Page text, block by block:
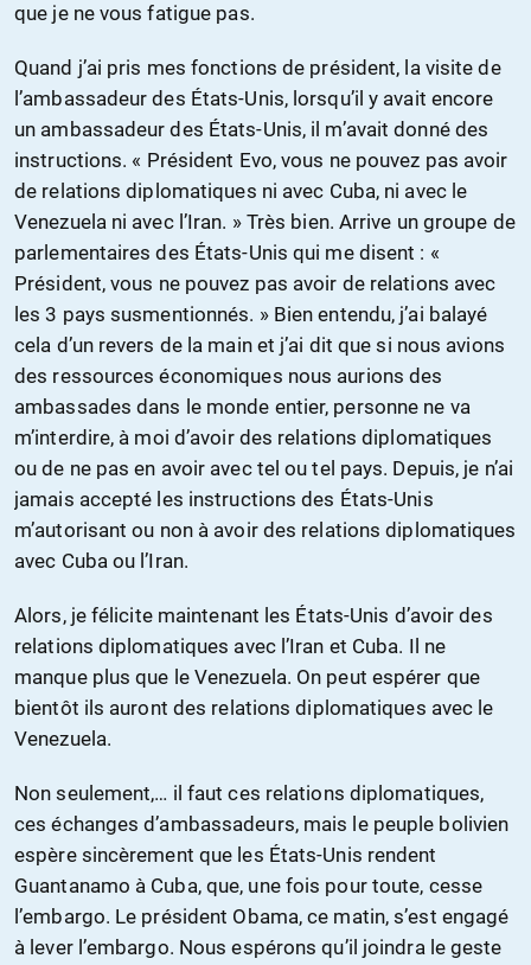
que je ne vous fatigue pas.
Quand j’ai pris mes fonctions de président, la visite de
l’ambassadeur des États-Unis, lorsqu’il y avait encore
un ambassadeur des États-Unis, il m’avait donné des
instructions. « Président Evo, vous ne pouvez pas avoir
de relations diplomatiques ni avec Cuba, ni avec le
Venezuela ni avec l’Iran. » Très bien. Arrive un groupe de
parlementaires des États-Unis qui me disent : «
Président, vous ne pouvez pas avoir de relations avec
les 3 pays susmentionnés. » Bien entendu, j’ai balayé
cela d’un revers de la main et j’ai dit que si nous avions
des ressources économiques nous aurions des
ambassades dans le monde entier, personne ne va
m’interdire, à moi d’avoir des relations diplomatiques
ou de ne pas en avoir avec tel ou tel pays. Depuis, je n’ai
jamais accepté les instructions des États-Unis
m’autorisant ou non à avoir des relations diplomatiques
avec Cuba ou l’Iran.
Alors, je félicite maintenant les États-Unis d’avoir des
relations diplomatiques avec l’Iran et Cuba. Il ne
manque plus que le Venezuela. On peut espérer que
bientôt ils auront des relations diplomatiques avec le
Venezuela.
Non seulement,… il faut ces relations diplomatiques,
ces échanges d’ambassadeurs, mais le peuple bolivien
espère sincèrement que les États-Unis rendent
Guantanamo à Cuba, que, une fois pour toute, cesse
l’embargo. Le président Obama, ce matin, s’est engagé
à lever l’embargo. Nous espérons qu’il joindra le geste